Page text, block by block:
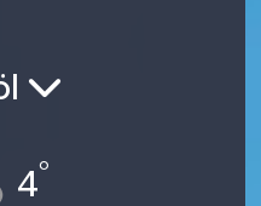
4°